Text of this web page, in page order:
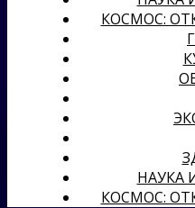
КОСМОС:
НАУКА
КОСМОС: